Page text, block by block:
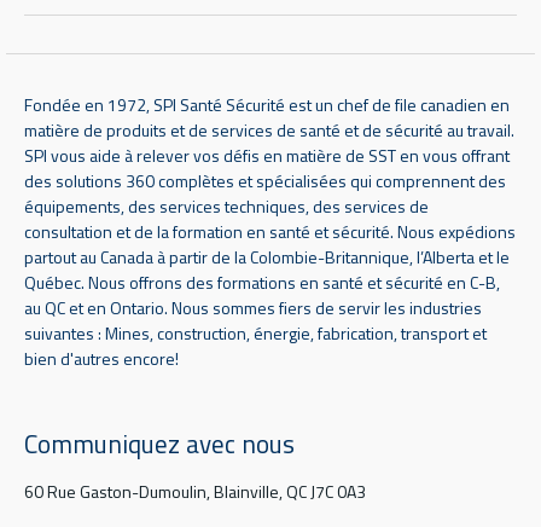
Fondée en 1972, SPI Santé Sécurité est un chef de file canadien en
matière de produits et de services de santé et de sécurité au travail.
SPI vous aide à relever vos défis en matière de SST en vous offrant
des solutions 360 complètes et spécialisées qui comprennent des
équipements, des services techniques, des services de
consultation et de la formation en santé et sécurité. Nous expédions
partout au Canada à partir de la Colombie-Britannique, l’Alberta et le
Québec. Nous offrons des formations en santé et sécurité en C-B,
au QC et en Ontario. Nous sommes fiers de servir les industries
suivantes : Mines, construction, énergie, fabrication, transport et
bien d'autres encore!
Communiquez avec nous
60 Rue Gaston-Dumoulin, Blainville, QC J7C 0A3